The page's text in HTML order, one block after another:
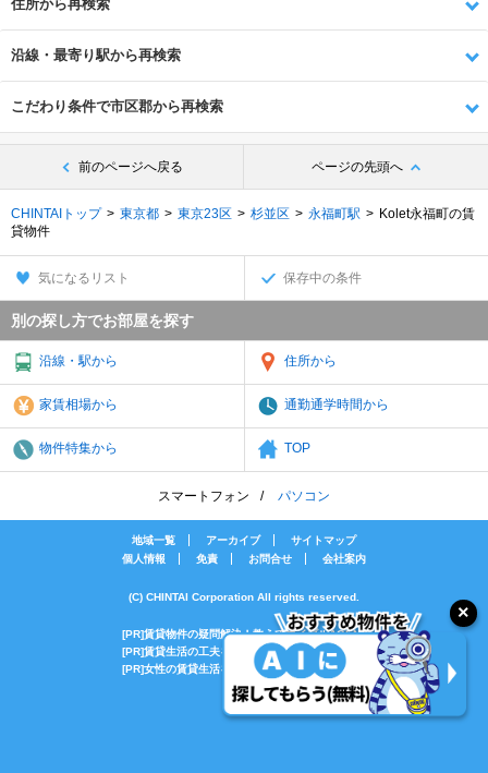
住所から再検索
沿線・最寄り駅から再検索
こだわり条件で市区郡から再検索
前のページへ戻る ページの先頭へ
CHINTAIトップ 東京都 東京23区 杉並区 永福町駅
Kolet永福町の賃
貸物件
気になるリスト 保存中の条件
別の探し方でお部屋を探す
沿線・駅から 住所から
家賃相場から 通勤通学時間から
物件特集から TOP
スマートフォン パソコン
地域一覧 アーカイブ
サイトマップ
個人情報
免責 お問合せ 会社案内
(C) CHINTAI Corporation All rights reserved.
[PR]賃貸物件の疑問解決！教えてエイブルAGENT
[PR]賃貸生活の工夫を紹介！CHINTAI情報局
[PR]女性の賃貸生活を応援！Woman.CHINTAI